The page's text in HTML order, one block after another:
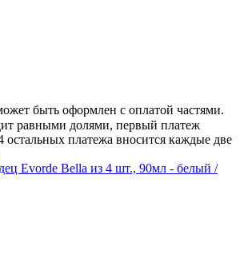
быть оформлен с оплатой частями.
равными долями, первый платеж
остальных платежа вносится каждые две
Evorde Bella из 4 шт., 90мл - белый /